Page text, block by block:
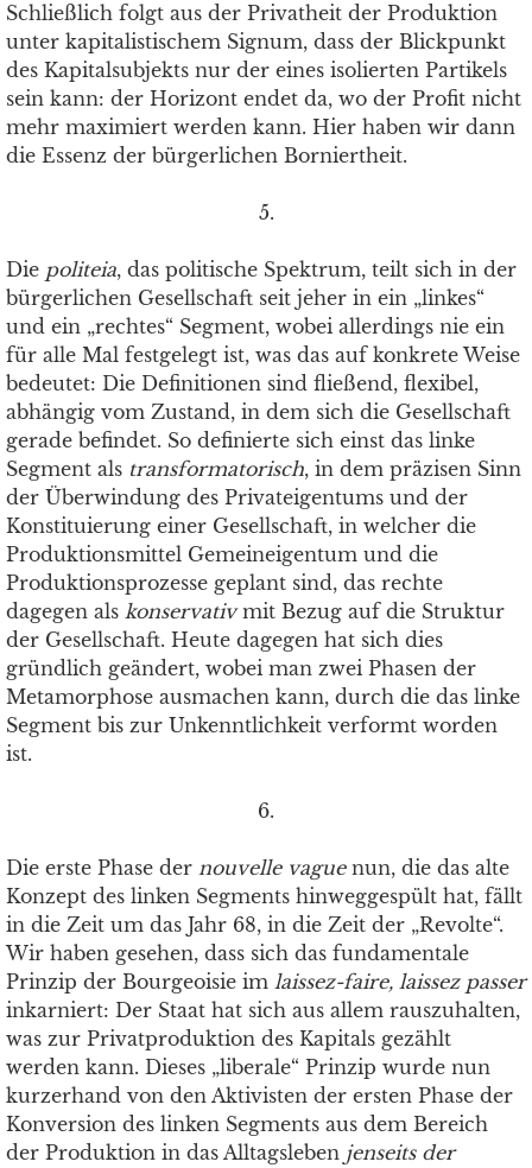
Schließlich folgt aus der Privatheit der Produktion
unter kapitalistischem Signum, dass der Blickpunkt
des Kapitalsubjekts nur der eines isolierten Partikels
sein kann: der Horizont endet da, wo der Profit nicht
mehr maximiert werden kann. Hier haben wir dann
die Essenz der bürgerlichen Borniertheit.
5.
Die politeia, das politische Spektrum, teilt sich in der
bürgerlichen Gesellschaft seit jeher in ein „linkes“
und ein „rechtes“ Segment, wobei allerdings nie ein
für alle Mal festgelegt ist, was das auf konkrete Weise
bedeutet: Die Definitionen sind fließend, flexibel,
abhängig vom Zustand, in dem sich die Gesellschaft
gerade befindet. So definierte sich einst das linke
Segment als transformatorisch, in dem präzisen Sinn
der Überwindung des Privateigentums und der
Konstituierung einer Gesellschaft, in welcher die
Produktionsmittel Gemeineigentum und die
Produktionsprozesse geplant sind, das rechte
dagegen als konservativmit Bezug auf die Struktur
der Gesellschaft. Heute dagegen hat sich dies
gründlich geändert, wobei man zwei Phasen der
Metamorphose ausmachen kann, durch die das linke
Segment bis zur Unkenntlichkeit verformt worden
ist.
6.
Die erste Phase der nouvelle vaguenun, die das alte
Konzept des linken Segments hinweggespült hat, fällt
in die Zeit um das Jahr 68, in die Zeit der „Revolte“.
Wir haben gesehen, dass sich das fundamentale
Prinzip der Bourgeoisie im laissez-faire, laissez passer
inkarniert: Der Staat hat sich aus allem rauszuhalten,
was zur Privatproduktion des Kapitals gezählt
werden kann. Dieses „liberale“ Prinzip wurde nun
kurzerhand von den Aktivisten der ersten Phase der
Konversion des linken Segments aus dem Bereich
der Produktion in das Alltagsleben jenseits der